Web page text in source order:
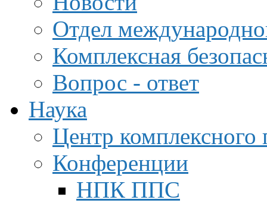
Отдел
Комплексная
Вопрос - ответ
Наука
Центр
Конференции
НПК ППС